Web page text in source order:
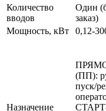
Количество
вводов
Один
заказ)
Мощность, кВт
0,12-
Назначение
(ПП):
пуск/